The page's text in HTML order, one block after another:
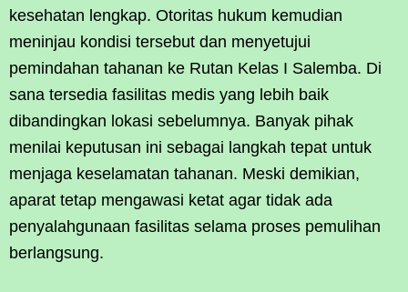
kesehatan lengkap. Otoritas hukum kemudian
meninjau kondisi tersebut dan menyetujui
pemindahan tahanan ke Rutan Kelas I Salemba. Di
sana tersedia fasilitas medis yang lebih baik
dibandingkan lokasi sebelumnya. Banyak pihak
menilai keputusan ini sebagai langkah tepat untuk
menjaga keselamatan tahanan. Meski demikian,
aparat tetap mengawasi ketat agar tidak ada
penyalahgunaan fasilitas selama proses pemulihan
berlangsung.